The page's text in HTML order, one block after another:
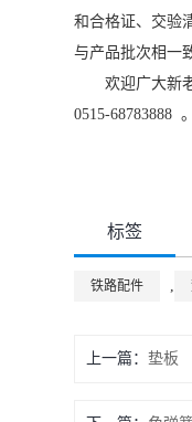
和合格证、交验
与产品批次相一
欢迎广大新
0515-68783888 。
标签
铁路配件
上一篇：垫板